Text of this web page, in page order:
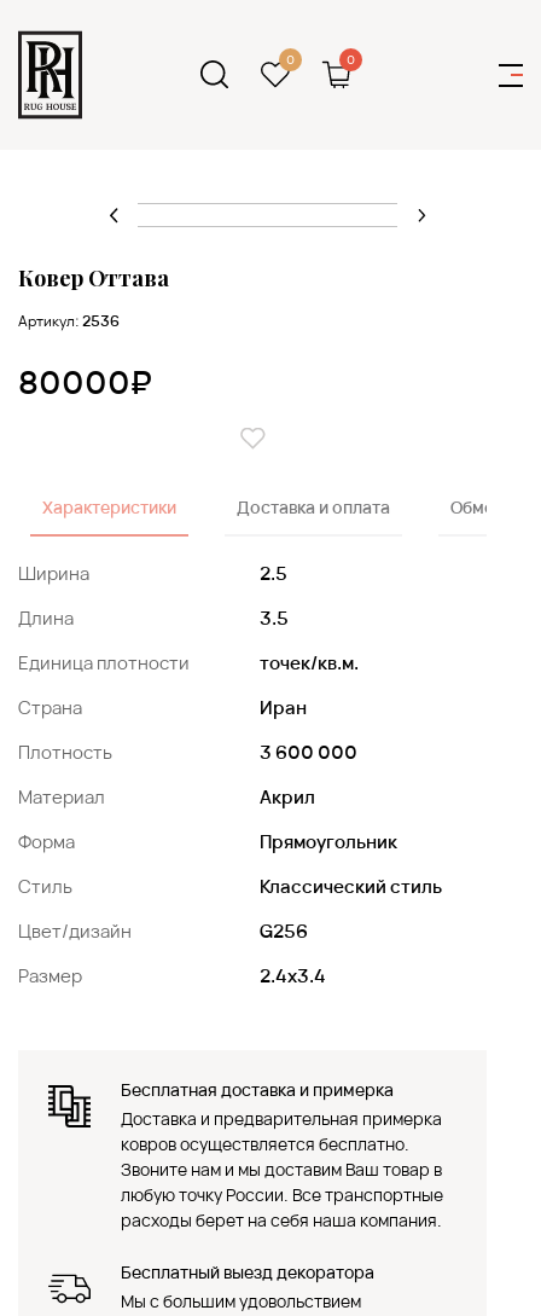
0 0
Ковер Оттава
Артикул:2536
80000₽
Характеристики Доставка и оплата Обмен и
Ширина
2.5
Длина
3.5
Единица плотности
точек/кв.м.
Страна
Иран
Плотность
3 600 000
Материал
Акрил
Форма
Прямоугольник
Стиль
Классический стиль
Цвет/дизайн
G256
Размер
2.4x3.4
Бесплатная доставка и примерка
Доставка и предварительная примерка
ковров осуществляется бесплатно.
Звоните нам и мы доставим Ваш товар в
любую точку России. Все транспортные
расходы берет на себя наша компания.
Бесплатный выезд декоратора
Мы с большим удовольствием